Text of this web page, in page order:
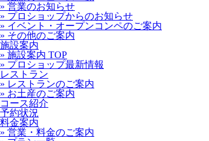
» 営業のお知らせ
» プロショップからのお知らせ
» イベント・オープンコンペのご案内
» その他のご案内
施設案内
» 施設案内 TOP
» プロショップ最新情報
レストラン
» レストランのご案内
» お土産のご案内
コース紹介
予約状況
料金案内
» 営業・料金のご案内